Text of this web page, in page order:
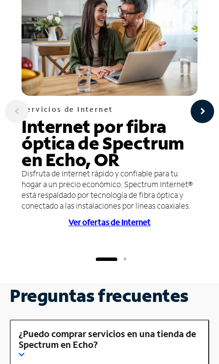
Servicios de Internet
Internet por fibra
óptica de Spectrum
en Echo, OR
Disfruta de Internet rápido y confiable para tu
hogar a un precio económico. Spectrum Internet®
está respaldado por tecnología de fibra óptica y
conectado a las instalaciones por líneas coaxiales.
Ver ofertas de Internet
Preguntas frecuentes
¿Puedo comprar servicios en una tienda de
Spectrum en Echo?